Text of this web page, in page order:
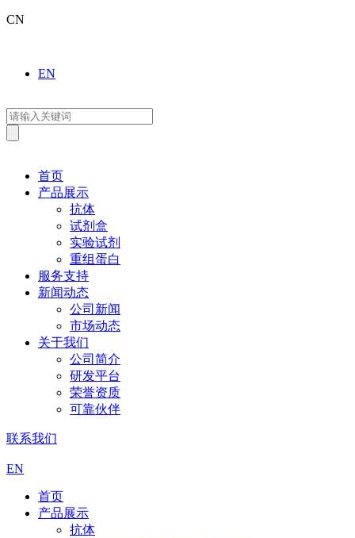
CN
EN
首页
产品展示
抗体
试剂盒
实验试剂
重组蛋白
服务支持
新闻动态
公司新闻
市场动态
关于我们
公司简介
研发平台
荣誉资质
可靠伙伴
联系我们
EN
首页
产品展示
抗体